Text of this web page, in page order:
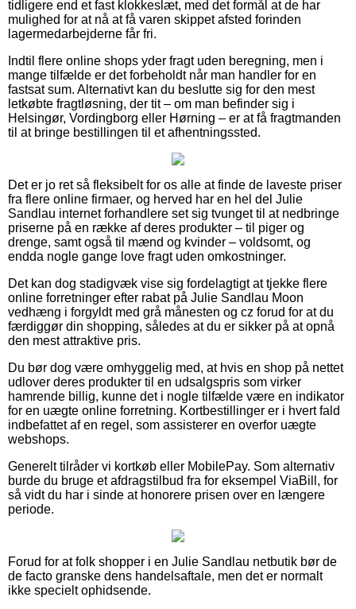
tidligere end et fast klokkeslæt, med det formål at de har
mulighed for at nå at få varen skippet afsted forinden
lagermedarbejderne får fri.
Indtil flere online shops yder fragt uden beregning, men i
mange tilfælde er det forbeholdt når man handler for en
fastsat sum. Alternativt kan du beslutte sig for den mest
letkøbte fragtløsning, der tit – om man befinder sig i
Helsingør, Vordingborg eller Hørning – er at få fragtmanden
til at bringe bestillingen til et afhentningssted.
Det er jo ret så fleksibelt for os alle at finde de laveste priser
fra flere online firmaer, og herved har en hel del Julie
Sandlau internet forhandlere set sig tvunget til at nedbringe
priserne på en række af deres produkter – til piger og
drenge, samt også til mænd og kvinder – voldsomt, og
endda nogle gange love fragt uden omkostninger.
Det kan dog stadigvæk vise sig fordelagtigt at tjekke flere
online forretninger efter rabat på Julie Sandlau Moon
vedhæng i forgyldt med grå månesten og cz forud for at du
færdiggør din shopping, således at du er sikker på at opnå
den mest attraktive pris.
Du bør dog være omhyggelig med, at hvis en shop på nettet
udlover deres produkter til en udsalgspris som virker
hamrende billig, kunne det i nogle tilfælde være en indikator
for en uægte online forretning. Kortbestillinger er i hvert fald
indbefattet af en regel, som assisterer en overfor uægte
webshops.
Generelt tilråder vi kortkøb eller MobilePay. Som alternativ
burde du bruge et afdragstilbud fra for eksempel ViaBill, for
så vidt du har i sinde at honorere prisen over en længere
periode.
Forud for at folk shopper i en Julie Sandlau netbutik bør de
de facto granske dens handelsaftale, men det er normalt
ikke specielt ophidsende.